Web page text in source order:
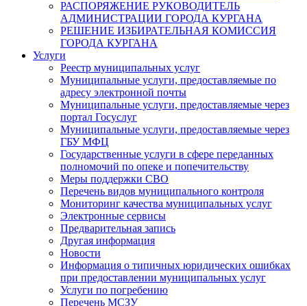
РАСПОРЯЖЕНИЕ РУКОВОДИТЕЛЬ
АДМИНИСТРАЦИИ ГОРОДА КУРГАНА
РЕШЕНИЕ ИЗБИРАТЕЛЬНАЯ КОМИССИЯ
ГОРОДА КУРГАНА
Услуги
Реестр муниципальных услуг
Муниципальные услуги, предоставляемые по
адресу электронной почты
Муниципальные услуги, предоставляемые через
портал Госуслуг
Муниципальные услуги, предоставляемые через
ГБУ МФЦ
Государственные услуги в сфере переданных
полномочий по опеке и попечительству
Меры поддержки СВО
Перечень видов муниципального контроля
Мониторинг качества муниципальных услуг
Электронные сервисы
Предварительная запись
Другая информация
Новости
Информация о типичных юридических ошибках
при предоставлении муниципальных услуг
Услуги по погребению
Перечень МСЗУ